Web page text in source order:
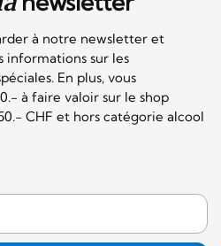
à notre newsletter et
informations sur les
En plus, vous
à faire valoir sur le shop
CHF et hors catégorie alcool